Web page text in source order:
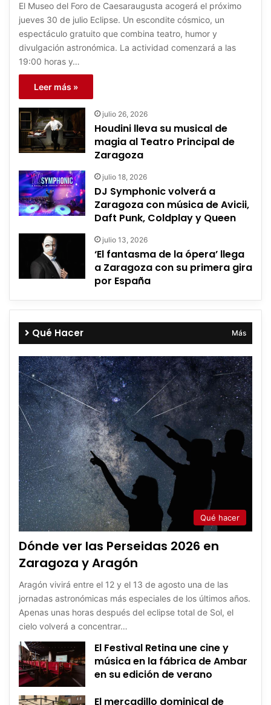
El Museo del Foro de Caesaraugusta acogerá el próximo
jueves 30 de julio Eclipse. Un escondite cósmico, un
espectáculo gratuito que combina teatro, humor y
divulgación astronómica. La actividad comenzará a las
19:00 horas y…
Leer más »
julio 26, 2026
Houdini lleva su musical de
magia al Teatro Principal de
Zaragoza
julio 18, 2026
DJ Symphonic volverá a
Zaragoza con música de Avicii,
Daft Punk, Coldplay y Queen
julio 13, 2026
‘El fantasma de la ópera’ llega
a Zaragoza con su primera gira
por España
Qué Hacer Más
Qué hacer
Dónde ver las Perseidas 2026 en
Zaragoza y Aragón
Aragón vivirá entre el 12 y el 13 de agosto una de las
jornadas astronómicas más especiales de los últimos años.
Apenas unas horas después del eclipse total de Sol, el
cielo volverá a concentrar…
El Festival Retina une cine y
música en la fábrica de Ambar
en su edición de verano
El mercadillo dominical de